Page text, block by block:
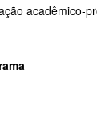
acadêmico-